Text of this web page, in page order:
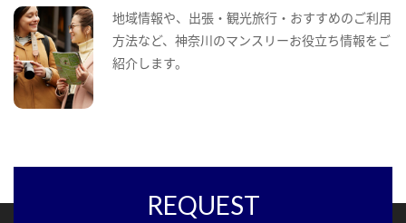
地域情報や、出張・観光旅行・おすすめのご利用
方法など、神奈川のマンスリーお役立ち情報をご
紹介します。
REQUEST